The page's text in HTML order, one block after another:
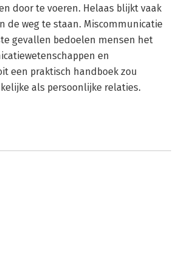
door te voeren. Helaas blijkt vaak
de weg te staan. Miscommunicatie
gevallen bedoelen mensen het
en
een praktisch handboek zou
als persoonlijke relaties.